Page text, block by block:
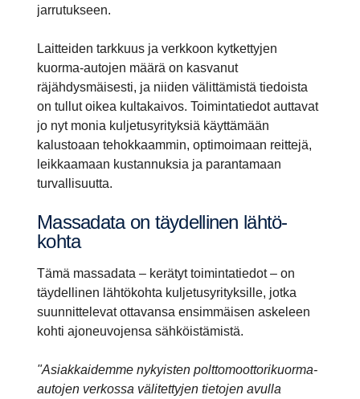
jarrutukseen.
Laitteiden tarkkuus ja verkkoon kytkettyjen
kuorma-autojen määrä on kasvanut
räjähdysmäisesti, ja niiden välittämistä tiedoista
on tullut oikea kultakaivos. Toimintatiedot auttavat
jo nyt monia kuljetusyrityksiä käyttämään
kalustoaan tehokkaammin, optimoimaan reittejä,
leikkaamaan kustannuksia ja parantamaan
turvallisuutta.
Massa­data on täydel­linen lähtö­
kohta
Tämä massadata – kerätyt toimintatiedot – on
täydellinen lähtökohta kuljetusyrityksille, jotka
suunnittelevat ottavansa ensimmäisen askeleen
kohti ajoneuvojensa sähköistämistä.
"Asiakkaidemme nykyisten polttomoottorikuorma-
autojen verkossa välitettyjen tietojen avulla